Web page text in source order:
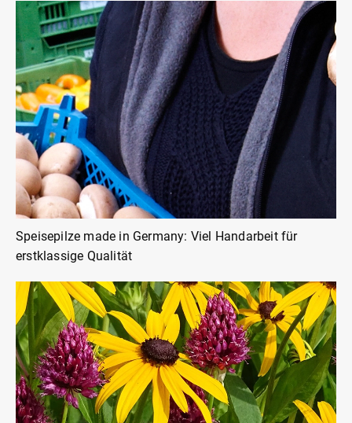
Speisepilze made in Germany: Viel Handarbeit für
erstklassige Qualität